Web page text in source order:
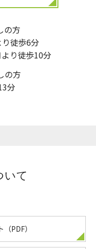
の方
り徒歩6分
より徒歩10分
の方
分
いて
PDF）